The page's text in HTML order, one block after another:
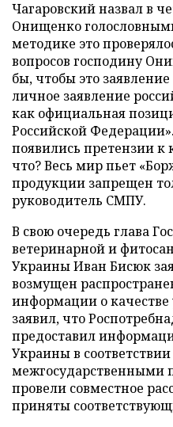
Чагаровский назвал в
Онищенко
методике это
вопросов господину
бы, чтобы это
личное заявление
как официальная
Российской
появились претензии к
что? Весь мир пьет
продукции запрещен
руководитель СМПУ.
В свою очередь глава
ветеринарной и
Украины Иван Бисюк
возмущен
информации о качестве
заявил, что
предоставил
Украины в
межгосударственными
провели совместное
приняты